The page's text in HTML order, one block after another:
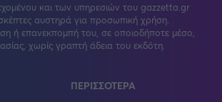
και των υπηρεσιών του gazzetta.gr
αυστηρά για προσωπική χρήση.
ή επανεκπομπή του, σε οποιοδήποτε μέσο,
χωρίς γραπτή άδεια του εκδότη.
ΠΕΡΙΣΣΟΤΕΡΑ